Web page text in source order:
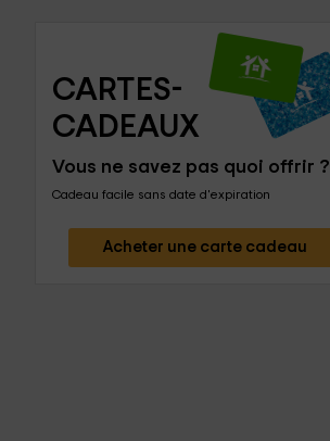
CARTES-
CADEAUX
Vous ne savez pas quoi offrir ?
Cadeau facile sans date d'expiration
Acheter une carte cadeau